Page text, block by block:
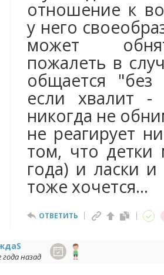
отношение к
у него
может
пожалеть в
общается "без
если хвалит -
никогда не
не реагирует
том, что
года) и ласки
тоже хочется...
ОТВЕТИТЬ
назад